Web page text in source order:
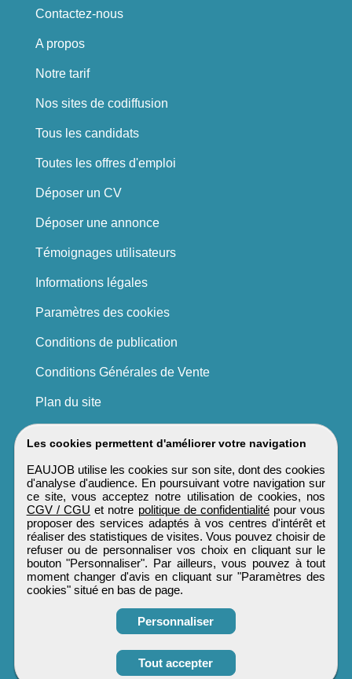
Les cookies permettent d'améliorer votre navigation
EAUJOB utilise les cookies sur son site, dont des cookies
d'analyse d'audience. En poursuivant votre navigation sur
ce site, vous acceptez notre utilisation de cookies, nos
CGV / CGU et notre politique de confidentialité pour vous
proposer des services adaptés à vos centres d'intérêt et
réaliser des statistiques de visites. Vous pouvez choisir de
refuser ou de personnaliser vos choix en cliquant sur le
bouton "Personnaliser". Par ailleurs, vous pouvez à tout
moment changer d'avis en cliquant sur "Paramètres des
cookies" situé en bas de page.
Personnaliser
Tout accepter
Contactez-nous
A propos
Notre tarif
Nos sites de codiffusion
Tous les candidats
Toutes les offres d'emploi
Déposer un CV
Déposer une annonce
Témoignages utilisateurs
Informations légales
Paramètres des cookies
Conditions de publication
Conditions Générales de Vente
Plan du site
EAUJOB